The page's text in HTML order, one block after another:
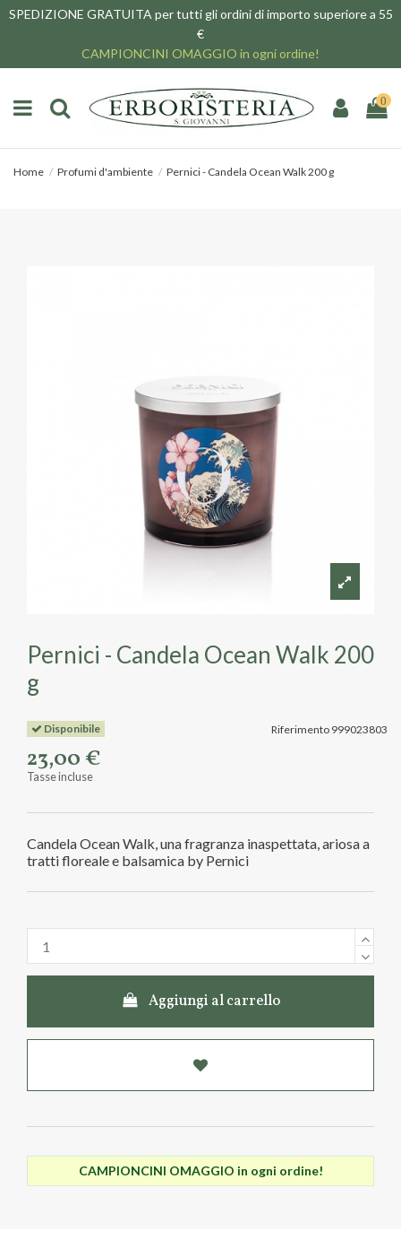
SPEDIZIONE GRATUITA per tutti gli ordini di importo superiore a 55
€
CAMPIONCINI OMAGGIO in ogni ordine!
0
Home Profumi d'ambiente Pernici - Candela Ocean Walk 200 g
Pernici - Candela Ocean Walk 200
g
Riferimento 999023803
Disponibile
23,00 €
Tasse incluse
Candela Ocean Walk, una fragranza inaspettata, ariosa a
tratti floreale e balsamica by Pernici
Aggiungi al carrello
CAMPIONCINI OMAGGIO in ogni ordine!